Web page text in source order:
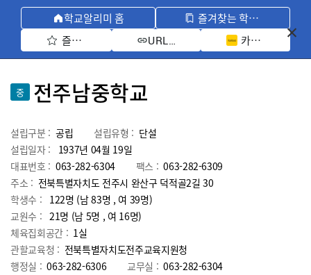
학교알리미 홈
즐겨찾는 학교 모아보기
즐겨찾기 선택
URL 복사 카카오톡 공유
중 전주남중학교
설립구분 : 공립 설립유형 : 단설
설립일자 :
1937년 04월 19일
대표번호 : 063-282-6304 팩스 : 063-282-6309
주소 : 전북특별자치도 전주시 완산구 덕적골2길 30
학생수 : 122명 (남 83명 , 여 39명)
교원수 : 21명 (남 5명 , 여 16명)
체육집회공간 : 1실
관할교육청 : 전북특별자치도전주교육지원청
행정실 : 063-282-6306 교무실 : 063-282-6304